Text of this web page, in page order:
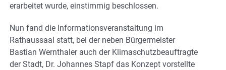
erarbeitet wurde, einstimmig beschlossen.
Nun fand die Informationsveranstaltung im
Rathaussaal statt, bei der neben Bürgermeister
Bastian Wernthaler auch der Klimaschutzbeauftragte
der Stadt, Dr. Johannes Stapf das Konzept vorstellte